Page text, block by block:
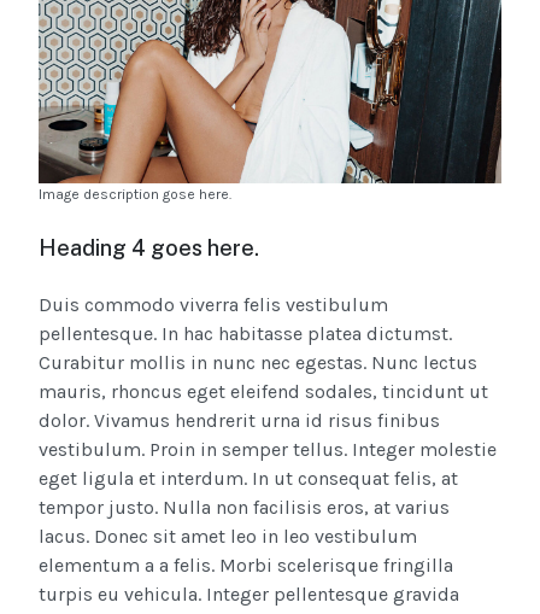
Image description gose here.
Heading 4 goes here.
Duis commodo viverra felis vestibulum
pellentesque. In hac habitasse platea dictumst.
Curabitur mollis in nunc nec egestas. Nunc lectus
mauris, rhoncus eget eleifend sodales, tincidunt ut
dolor. Vivamus hendrerit urna id risus finibus
vestibulum. Proin in semper tellus. Integer molestie
eget ligula et interdum. In ut consequat felis, at
tempor justo. Nulla non facilisis eros, at varius
lacus. Donec sit amet leo in leo vestibulum
elementum a a felis. Morbi scelerisque fringilla
turpis eu vehicula. Integer pellentesque gravida